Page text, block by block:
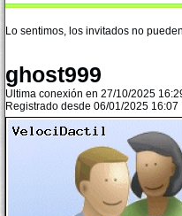
Lo sentimos, los invitados no
ghost999
Ultima conexión en 27/10/2025
Registrado desde 06/01/2025 16:07